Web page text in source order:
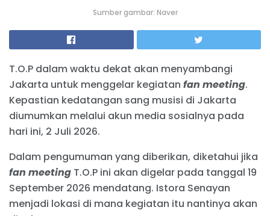
Sumber gambar: Naver
T.O.P dalam waktu dekat akan menyambangi
Jakarta untuk menggelar kegiatan fan meeting.
Kepastian kedatangan sang musisi di Jakarta
diumumkan melalui akun media sosialnya pada
hari ini, 2 Juli 2026.
Dalam pengumuman yang diberikan, diketahui jika
fan meeting T.O.P ini akan digelar pada tanggal 19
September 2026 mendatang. Istora Senayan
menjadi lokasi di mana kegiatan itu nantinya akan